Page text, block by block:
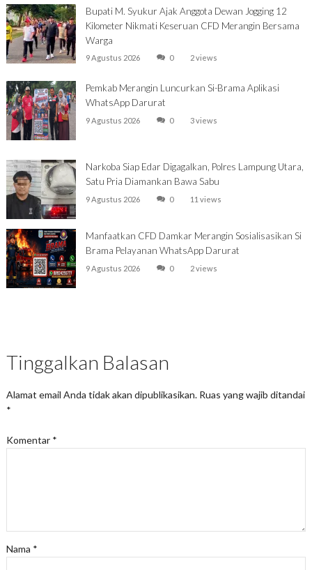
Bupati M. Syukur Ajak Anggota Dewan Jogging 12
Kilometer Nikmati Keseruan CFD Merangin Bersama
Warga
9 Agustus 2026 0 2 views
Pemkab Merangin Luncurkan Si-Brama Aplikasi
WhatsApp Darurat
9 Agustus 2026 0 3 views
Narkoba Siap Edar Digagalkan, Polres Lampung Utara,
Satu Pria Diamankan Bawa Sabu
9 Agustus 2026 0 11 views
Manfaatkan CFD Damkar Merangin Sosialisasikan Si
Brama Pelayanan WhatsApp Darurat
9 Agustus 2026 0 2 views
Tinggalkan Balasan
Alamat email Anda tidak akan dipublikasikan. Ruas yang wajib ditandai
*
Komentar *
Nama *